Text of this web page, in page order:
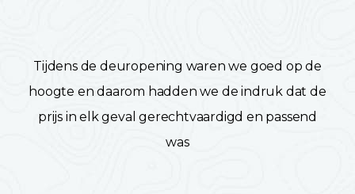
Tijdens de deuropening waren we goed op de
hoogte en daarom hadden we de indruk dat de
prijs in elk geval gerechtvaardigd en passend
was